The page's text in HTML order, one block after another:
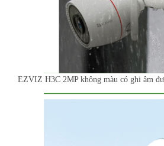
EZVIZ H3C 2MP không màu có ghi âm